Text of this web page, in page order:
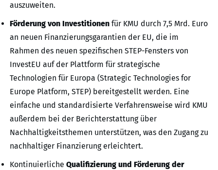
auszuweiten.
Förderung von Investitionen für KMU durch 7,5 Mrd. Euro
an neuen Finanzierungsgarantien der EU, die im
Rahmen des neuen spezifischen STEP-Fensters von
InvestEU auf der Plattform für strategische
Technologien für Europa (Strategic Technologies for
Europe Platform, STEP) bereitgestellt werden. Eine
einfache und standardisierte Verfahrensweise wird KMU
außerdem bei der Berichterstattung über
Nachhaltigkeitsthemen unterstützen, was den Zugang zu
nachhaltiger Finanzierung erleichtert.
Kontinuierliche Qualifizierung und Förderung der